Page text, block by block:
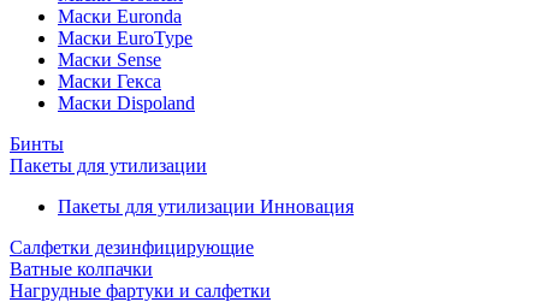
Маски Euronda
Маски EuroType
Маски Sense
Маски Гекса
Маски Dispoland
Бинты
Пакеты для утилизации
Пакеты для утилизации Инновация
Салфетки дезинфицирующие
Ватные колпачки
Нагрудные фартуки и салфетки